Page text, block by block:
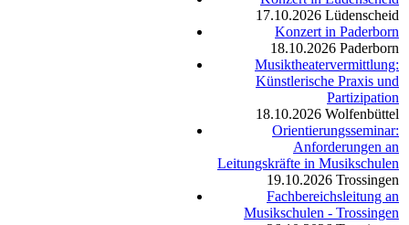
17.10.2026 Lüdenscheid
Konzert in Paderborn
18.10.2026 Paderborn
Musiktheatervermittlung:
Künstlerische Praxis und
Partizipation
18.10.2026 Wolfenbüttel
Orientierungsseminar:
Anforderungen an
Leitungskräfte in Musikschulen
19.10.2026 Trossingen
Fachbereichsleitung an
Musikschulen - Trossingen